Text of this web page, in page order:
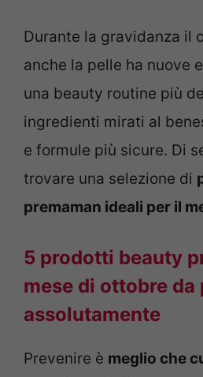
Durante la gravidanza il
anche la pelle ha nuove
una beauty routine più
ingredienti mirati al
e formule più sicure. Di
trovare una selezione di
premaman ideali per il
5 prodotti beauty
mese di ottobre da
assolutamente
Prevenire è meglio che